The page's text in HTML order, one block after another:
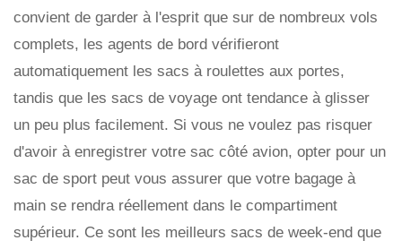
convient de garder à l'esprit que sur de nombreux vols
complets, les agents de bord vérifieront
automatiquement les sacs à roulettes aux portes,
tandis que les sacs de voyage ont tendance à glisser
un peu plus facilement. Si vous ne voulez pas risquer
d'avoir à enregistrer votre sac côté avion, opter pour un
sac de sport peut vous assurer que votre bagage à
main se rendra réellement dans le compartiment
supérieur. Ce sont les meilleurs sacs de week-end que